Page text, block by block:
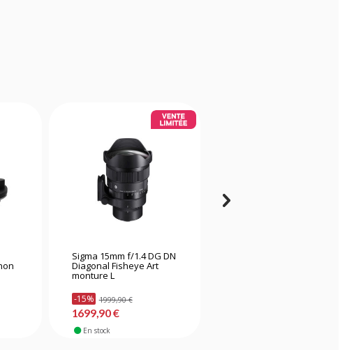
Sigma 15mm f/1.4 DG DN
Diagonal Fisheye Art
monture L
-15% 1999,90 €
1699,90 €
En stock